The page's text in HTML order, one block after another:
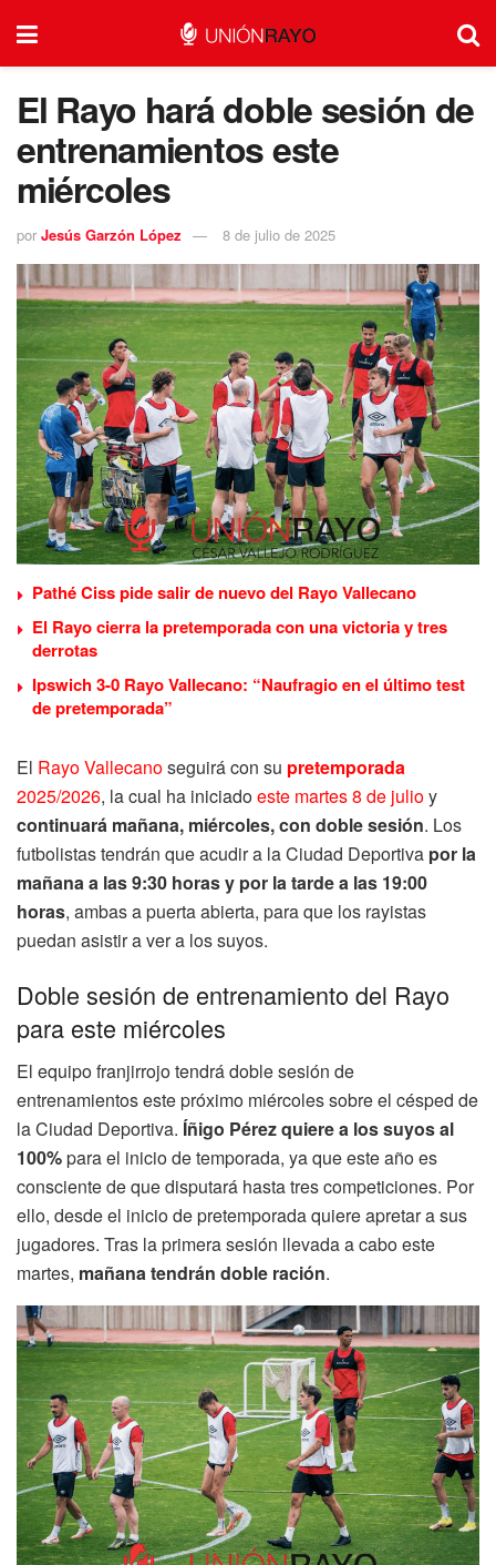
El Rayo hará doble sesión de
entrenamientos este
miércoles
por Jesús Garzón López 8 de julio de 2025
Pathé Ciss pide salir de nuevo del Rayo Vallecano
El Rayo cierra la pretemporada con una victoria y tres
derrotas
Ipswich 3-0 Rayo Vallecano: “Naufragio en el último test
de pretemporada”
El Rayo Vallecanoseguirá con su pretemporada
2025/2026, la cual ha iniciadoeste martes 8 de julioy
continuará mañana, miércoles, con doble sesión. Los
futbolistas tendrán que acudir a la Ciudad Deportiva por la
mañana a las 9:30 horas y por la tarde a las 19:00
horas, ambas a puerta abierta, para que los rayistas
puedan asistir a ver a los suyos.
Doble sesión de entrenamiento del Rayo
para este miércoles
El equipo franjirrojo tendrá doble sesión de
entrenamientos este próximo miércoles sobre el césped de
la Ciudad Deportiva. Íñigo Pérez quiere a los suyos al
100%para el inicio de temporada, ya que este año es
consciente de que disputará hasta tres competiciones. Por
ello, desde el inicio de pretemporada quiere apretar a sus
jugadores. Tras la primera sesión llevada a cabo este
martes, mañana tendrán doble ración.